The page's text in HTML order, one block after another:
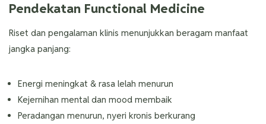
Pendekatan Functional Medicine
Riset dan pengalaman klinis menunjukkan beragam manfaat
jangka panjang:
Energi meningkat & rasa lelah menurun
Kejernihan mental dan mood membaik
Peradangan menurun, nyeri kronis berkurang